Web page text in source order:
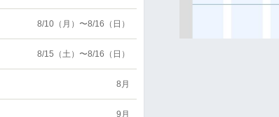
8/10（月）〜8/16（日）
8/15（土）〜8/16（日）
8月
9月